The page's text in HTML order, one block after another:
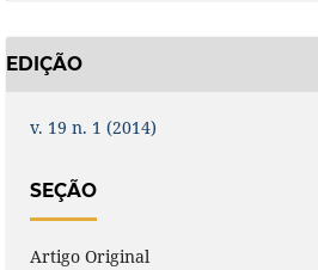
EDIÇÃO
v. 19 n. 1 (2014)
SEÇÃO
Artigo Original